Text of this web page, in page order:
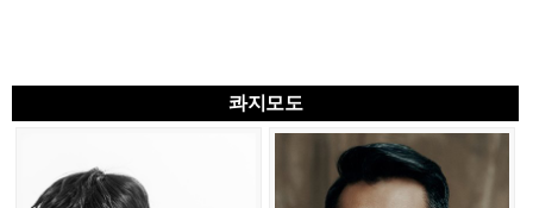
콰지모도